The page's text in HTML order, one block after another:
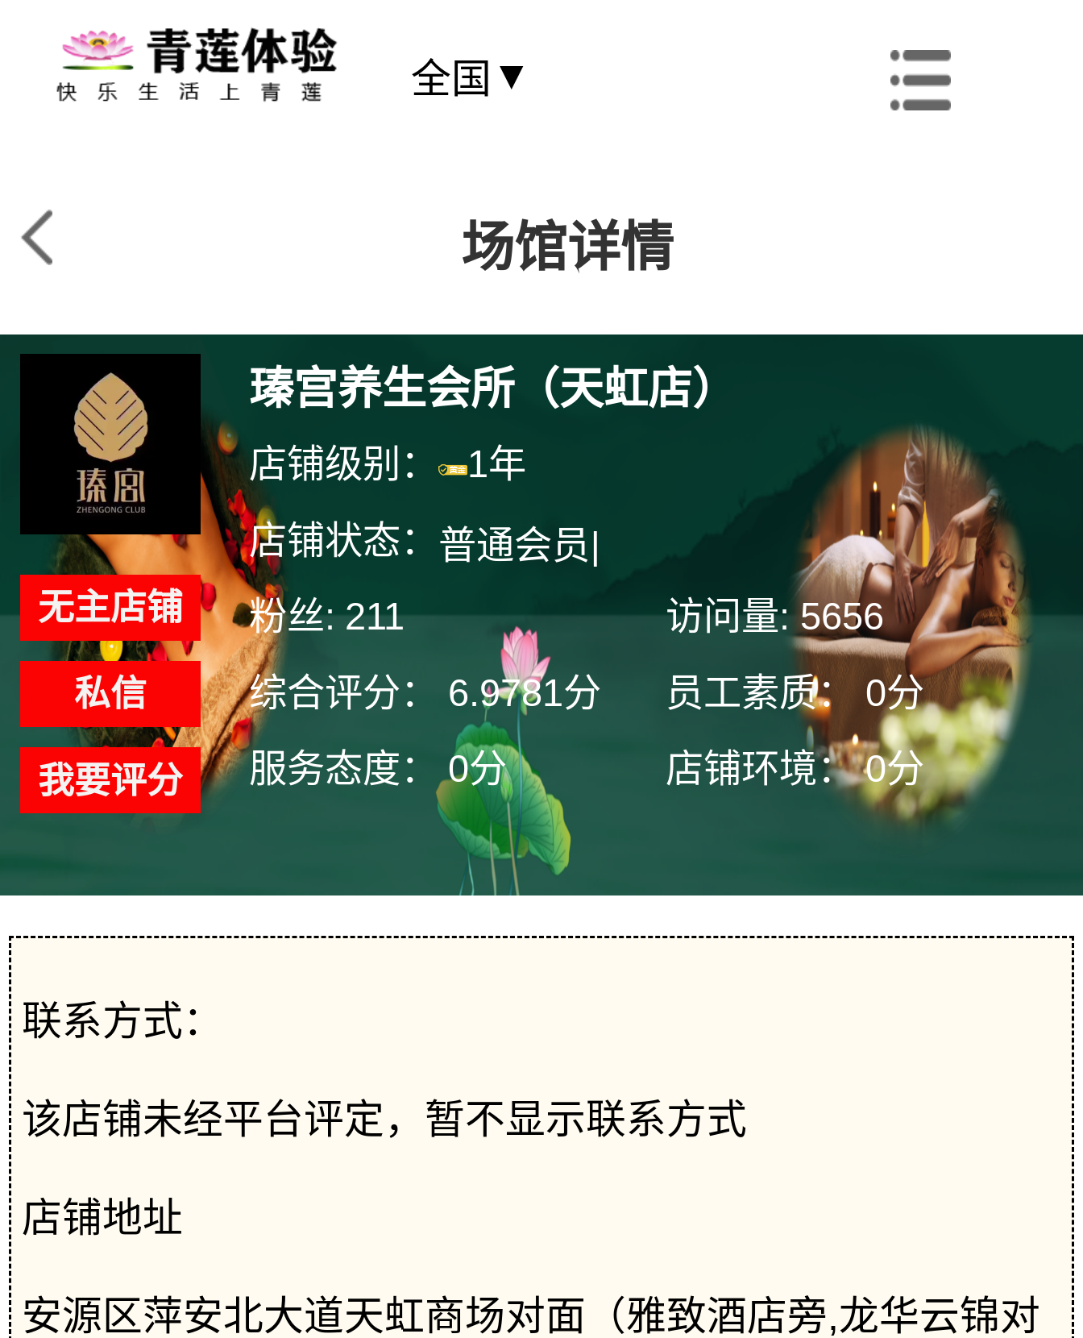
全国 ▼
场馆详情
无主店铺
私信
我要评分
瑧宫养生会所（天虹店）
店铺级别：
1年
店铺状态： 普通会员|
粉丝: 211 访问量: 5656
综合评分：
6.9781分 员工素质：
0分
服务态度：
0分 店铺环境： 0分
联系方式：
该店铺未经平台评定，暂不显示联系方式
店铺地址
安源区萍安北大道天虹商场对面（雅致酒店旁,龙华云锦对